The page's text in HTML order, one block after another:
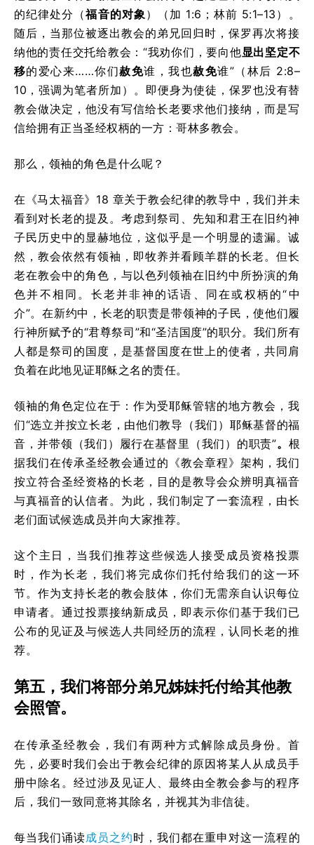
的纪律处分（福音的对象 ）（加 1:6；林前 5:1–13）。
随后，当那位被逐出教会的弟兄回归时，保罗再次将接
纳他的责任交托给教会：“我劝你们，要向他显出坚定不
移的爱心来……你们赦免谁，我也赦免谁”（林后 2:8–
10，强调为笔者所加）。即便身为使徒，保罗也没有替
教会做决定，他没有写信给长老要求他们接纳，而是写
信给拥有正当圣经权柄的一方：哥林多教会。
那么，领袖的角色是什么呢？
在《马太福音》18 章关于教会纪律的教导中，我们并未
看到对长老的提及。考虑到祭司、先知和君王在旧约神
子民历史中的显赫地位，这似乎是一个明显的遗漏。诚
然，教会依然有领袖，即牧养并看顾羊群的长老。但长
老在教会中的角色，与以色列领袖在旧约中所扮演的角
色并不相同。长老并非神的话语、同在或权柄的“中
介”。在新约中，长老的职责是带领神的子民，使他们履
行神所赋予的“君尊祭司”和“圣洁国度”的职分。我们所有
人都是祭司的国度，是基督国度在世上的使者，共同肩
负着在此地见证耶稣之名的责任。
领袖的角色定位在于：作为受耶稣管辖的地方教会，我
们“选立并按立长老，由他们教导（我们）耶稣基督的福
音，并带领（我们）履行在基督里（我们）的职责”。 根
据我们在传承圣经教会通过的《教会章程》架构，我们
按立符合圣经资格的长老，目的是教导会众辨明真福音
与真福音的认信者。为此，我们制定了一套流程，由长
老们面试候选成员并向大家推荐。
这个主日，当我们推荐这些候选人接受成员资格投票
时，作为长老，我们将完成你们托付给我们的这一环
节。作为支持长老的教会肢体，你们无需亲自认识每位
申请者。通过投票接纳新成员，即表示你们基于我们已
公布的见证及与候选人共同经历的流程，认同长老的推
荐。
第五，我们将部分弟兄姊妹托付给其他教
会照管。
在传承圣经教会，我们有两种方式解除成员身份。首
先，必要时我们会出于教会纪律的原因将某人从成员手
册中除名。经过涉及见证人、最终由全教会参与的程序
后，我们一致同意将其除名，并视其为非信徒。
每当我们诵读成员之约时，我们都在重申对这一流程的